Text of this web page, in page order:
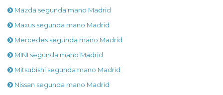
Mazda segunda mano Madrid
Maxus segunda mano Madrid
Mercedes segunda mano Madrid
MINI segunda mano Madrid
Mitsubishi segunda mano Madrid
Nissan segunda mano Madrid